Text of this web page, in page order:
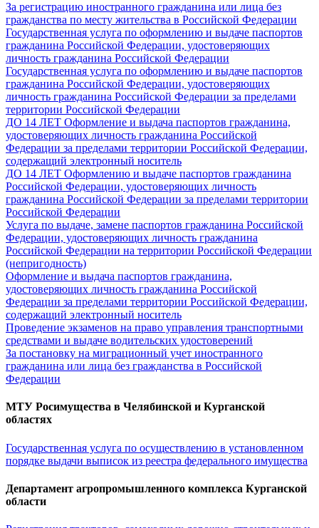
За регистрацию иностранного гражданина или лица без
гражданства по месту жительства в Российской Федерации
Государственная услуга по оформлению и выдаче паспортов
гражданина Российской Федерации, удостоверяющих
личность гражданина Российской Федерации
Государственная услуга по оформлению и выдаче паспортов
гражданина Российской Федерации, удостоверяющих
личность гражданина Российской Федерации за пределами
территории Российской Федерации
ДО 14 ЛЕТ Оформление и выдача паспортов гражданина,
удостоверяющих личность гражданина Российской
Федерации за пределами территории Российской Федерации,
содержащий электронный носитель
ДО 14 ЛЕТ Оформлению и выдаче паспортов гражданина
Российской Федерации, удостоверяющих личность
гражданина Российской Федерации за пределами территории
Российской Федерации
Услуга по выдаче, замене паспортов гражданина Российской
Федерации, удостоверяющих личность гражданина
Российской Федерации на территории Российской Федерации
(непригодность)
Оформление и выдача паспортов гражданина,
удостоверяющих личность гражданина Российской
Федерации за пределами территории Российской Федерации,
содержащий электронный носитель
Проведение экзаменов на право управления транспортными
средствами и выдаче водительских удостоверений
За постановку на миграционный учет иностранного
гражданина или лица без гражданства в Российской
Федерации
МТУ Росимущества в Челябинской и Курганской
областях
Государственная услуга по осуществлению в установленном
порядке выдачи выписок из реестра федерального имущества
Департамент агропромышленного комплекса Курганской
области